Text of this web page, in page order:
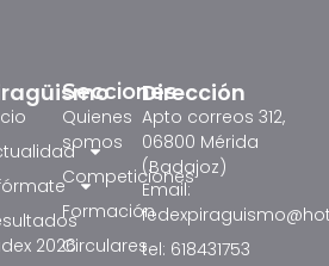
Secciones
Quienes
somos
Competiciones
Formación
Circulares
2026
Dirección
Apto correos 312,
06800 Mérida
(Badajoz)
Email:
tel: 618431753